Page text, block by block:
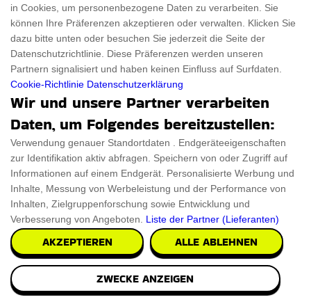
Code
5% Rabatt Auf Bestellungen Über
600€ – Flexispot De-Gutscheincode
Profitieren Sie von 5 % Rabatt auf alle
Bestellungen über 600€ und sparen Sie beim Kauf
hochwertiger Produkte aus verschiedenen
Kategorien.
GET ANGEBOT
30%RABATT
Angebot
Bis Zu 30% Rabatt Auf Alles –
Flexispot DE-Gutschein
FlexiSpot DE bietet die Möglichkeit, im gesamten
in Cookies, um personenbezogene Daten zu verarbeiten. Sie
können Ihre Präferenzen akzeptieren oder verwalten. Klicken Sie
dazu bitte unten oder besuchen Sie jederzeit die Seite der
Datenschutzrichtlinie. Diese Präferenzen werden unseren
Partnern signalisiert und haben keinen Einfluss auf Surfdaten.
Cookie-Richtlinie Datenschutzerklärung
Wir und unsere Partner verarbeiten
Daten, um Folgendes bereitzustellen:
Verwendung genauer Standortdaten . Endgeräteeigenschaften
zur Identifikation aktiv abfragen. Speichern von oder Zugriff auf
Informationen auf einem Endgerät. Personalisierte Werbung und
Inhalte, Messung von Werbeleistung und der Performance von
Inhalten, Zielgruppenforschung sowie Entwicklung und
Verbesserung von Angeboten. Liste der Partner (Lieferanten)
AKZEPTIEREN ALLE ABLEHNEN
ZWECKE ANZEIGEN